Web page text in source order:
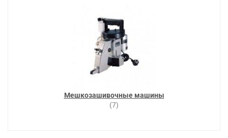
Мешкозашивочные машины
(7)